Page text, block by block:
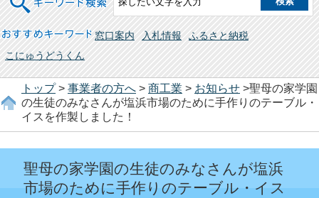
おすすめキーワード 窓口案内 入札情報
ふるさと納税
こにゅうどうくん
トップ> 事業者の方へ > 商工業 > お知らせ >聖母の家学園
の生徒のみなさんが塩浜市場のために手作りのテーブル・
イスを作製しました！
聖母の家学園の生徒のみなさんが塩浜
市場のために手作りのテーブル・イス